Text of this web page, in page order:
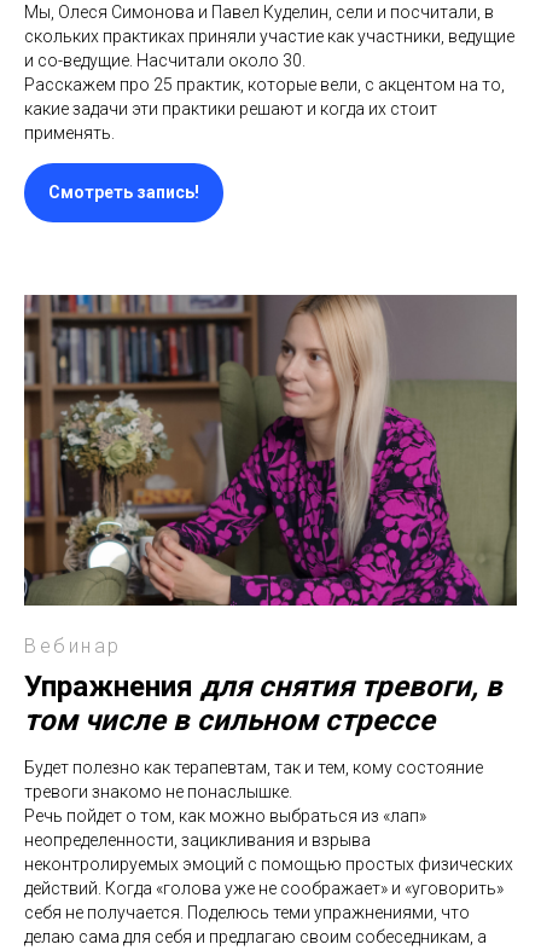
Мы, Олеся Симонова и Павел Куделин, сели и посчитали, в
скольких практиках приняли участие как участники, ведущие
и со-ведущие. Насчитали около 30.
Расскажем про 25 практик, которые вели, с акцентом на то,
какие задачи эти практики решают и когда их стоит
применять.
Смотреть запись!
Вебинар
Упражнения для снятия тревоги, в
том числе в сильном стрессе
Будет полезно как терапевтам, так и тем, кому состояние
тревоги знакомо не понаслышке.
Речь пойдет о том, как можно выбраться из «лап»
неопределенности, зацикливания и взрыва
неконтролируемых эмоций с помощью простых физических
действий. Когда «голова уже не соображает» и «уговорить»
себя не получается. Поделюсь теми упражнениями, что
делаю сама для себя и предлагаю своим собеседникам, а